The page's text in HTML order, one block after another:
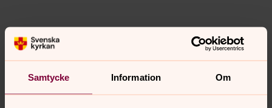
Samtycke Information Om